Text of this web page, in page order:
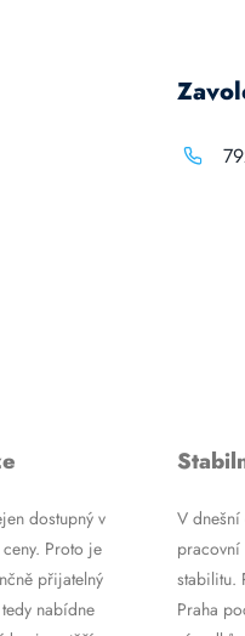
dostupný v
Proto je
přijatelný
nabídne
V
pracovní
stabilitu.
Praha